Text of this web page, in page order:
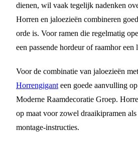
dienen, wil vaak tegelijk nadenken
Horren en jaloezieën combineren
orde is. Voor ramen die regelmatig
een passende hordeur of raamhor
Voor de combinatie van jaloezieën
Horrengigant een goede aanvulling
Moderne Raamdecoratie Groep.
op maat voor zowel draaikipramen
montage-instructies.